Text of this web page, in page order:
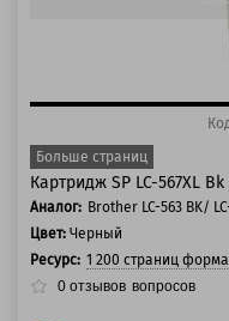
Больше страниц
Картридж SP LC-567XL
Аналог: Brother LC-563 BK/
Цвет: Черный
Ресурс: 1 200 страниц
0 отзывов вопросов